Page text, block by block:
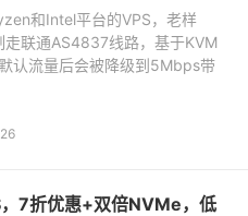
和Intel平台的VPS，老样
联通AS4837线路，基于KVM
认流量后会被降级到5Mbps带
7折优惠+双倍NVMe，低